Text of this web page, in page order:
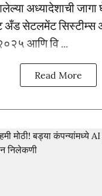
अध्यादेशाची जागा
अँड सेटलमेंट
आणि वि ...
Read More